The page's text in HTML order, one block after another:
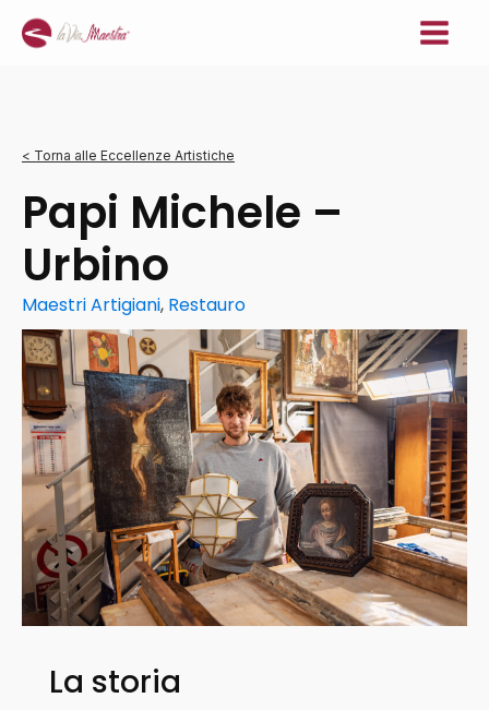
< Torna alle Eccellenze Artistiche
Papi Michele –
Urbino
Maestri Artigiani, Restauro
La storia